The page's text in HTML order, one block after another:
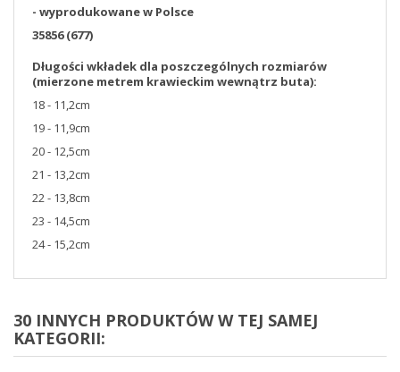
- wyprodukowane w Polsce
35856 (677)
Długości wkładek dla poszczególnych rozmiarów
(mierzone metrem krawieckim wewnątrz buta):
18 - 11,2cm
19 - 11,9cm
20 - 12,5cm
21 - 13,2cm
22 - 13,8cm
23 - 14,5cm
24 - 15,2cm
30 INNYCH PRODUKTÓW W TEJ SAMEJ
KATEGORII: